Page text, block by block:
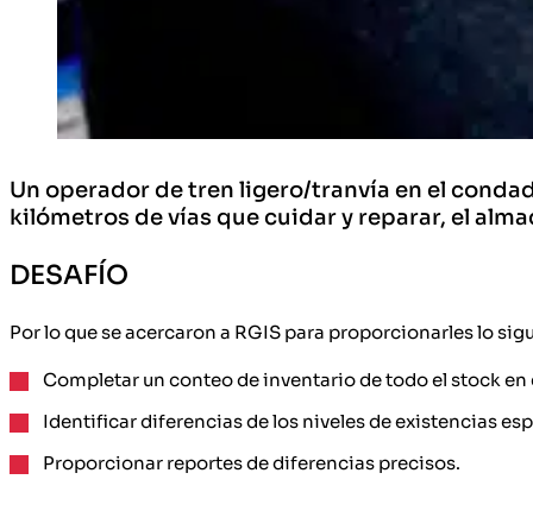
Un operador de tren ligero/tranvía en el
kilómetros de vías que cuidar y reparar, el
DESAFÍO
Por lo que se acercaron a RGIS para proporcionarles lo
Completar un conteo de inventario de todo el stock
Identificar diferencias de los niveles de existencias
Proporcionar reportes de diferencias precisos.